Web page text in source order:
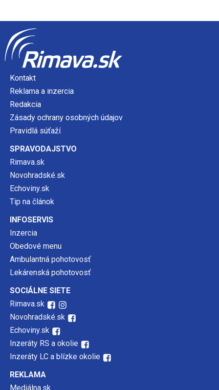
Kontakt
Reklama a inzercia
Redakcia
Zásady ochrany osobných údajov
Pravidlá súťaží
SPRAVODAJSTVO
Rimava.sk
Novohradské.sk
Echoviny.sk
Tip na článok
INFOSERVIS
Inzercia
Obedové menu
Ambulantná pohotovosť
Lekárenská pohotovosť
SOCIÁLNE SIETE
Rimava.sk
Novohradské.sk
Echoviny.sk
Inzeráty RS a okolie
Inzeráty LC a blízke okolie
REKLAMA
Mediálna.sk